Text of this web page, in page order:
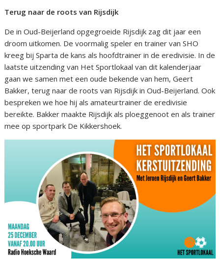
Terug naar de roots van Rijsdijk
De in Oud-Beijerland opgegroeide Rijsdijk zag dit jaar een
droom uitkomen. De voormalig speler en trainer van SHO
kreeg bij Sparta de kans als hoofdtrainer in de eredivisie. In de
laatste uitzending van Het Sportlokaal van dit kalenderjaar
gaan we samen met een oude bekende van hem, Geert
Bakker, terug naar de roots van Rijsdijk in Oud-Beijerland. Ook
bespreken we hoe hij als amateurtrainer de eredivisie
bereikte. Bakker maakte Rijsdijk als ploeggenoot en als trainer
mee op sportpark De Kikkershoek.